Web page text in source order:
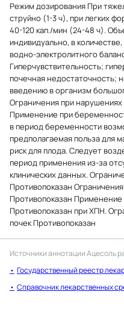
Режим дозирования При
струйно (1-3 ч), при легких
40-120 кап./мин (24-48 ч).
индивидуально, в
водно-электролитного
Гиперчувствительность;
почечная недостаточность;
введению в организм
Ограничения при
Применение при
в период беременности
предполагаемая польза для
риск для плода. Следует
период применения из-за
клинических данных.
Противопоказан
Противопоказан
Противопоказан при ХПН.
почек Противопоказан
Источники аннотацииАцесоль
Государственный реестр
Справочник лекарственных